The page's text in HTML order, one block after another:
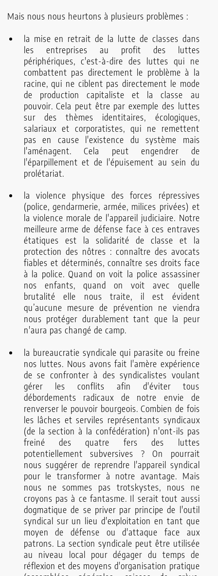
Mais nous nous heurtons à plusieurs problèmes :
la mise en retrait de la lutte de classes dans
les entreprises au profit des luttes
périphériques, c'est-à-dire des luttes qui ne
combattent pas directement le problème à la
racine, qui ne ciblent pas directement le mode
de production capitaliste et la classe au
pouvoir. Cela peut être par exemple des luttes
sur des thèmes identitaires, écologiques,
salariaux et corporatistes, qui ne remettent
pas en cause l'existence du système mais
l'aménagent. Cela peut engendrer de
l'éparpillement et de l'épuisement au sein du
prolétariat.
la violence physique des forces répressives
(police, gendarmerie, armée, milices privées) et
la violence morale de l'appareil judiciaire. Notre
meilleure arme de défense face à ces entraves
étatiques est la solidarité de classe et la
protection des nôtres : connaître des avocats
fiables et déterminés, connaître ses droits face
à la police. Quand on voit la police assassiner
nos enfants, quand on voit avec quelle
brutalité elle nous traite, il est évident
qu’aucune mesure de prévention ne viendra
nous protéger durablement tant que la peur
n'aura pas changé de camp.
la bureaucratie syndicale qui parasite ou freine
nos luttes. Nous avons fait l'amère expérience
de se confronter à des syndicalistes voulant
gérer les conflits afin d'éviter tous
débordements radicaux de notre envie de
renverser le pouvoir bourgeois. Combien de fois
les lâches et serviles représentants syndicaux
(de la section à la confédération) n'ont-ils pas
freiné des quatre fers des luttes
potentiellement subversives ? On pourrait
nous suggérer de reprendre l'appareil syndical
pour le transformer à notre avantage. Mais
nous ne sommes pas trotskystes, nous ne
croyons pas à ce fantasme. Il serait tout aussi
dogmatique de se priver par principe de l'outil
syndical sur un lieu d'exploitation en tant que
moyen de défense ou d'attaque face aux
patrons. La section syndicale peut être utilisée
au niveau local pour dégager du temps de
réflexion et des moyens d'organisation pratique